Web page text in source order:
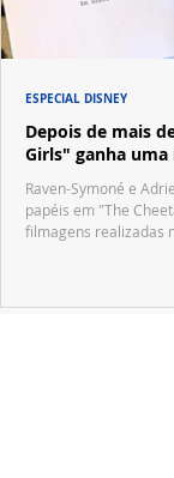
Depois de mais
Girls" ganha uma
Raven-Symoné e
papéis em "The
filmagens realizadas
ESPECIAL DISNEY